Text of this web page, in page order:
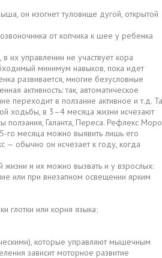
он изогнет туловище дугой, открытой
от копчика к шее у ребенка
управлении не участвует кора
минимум навыков, пока идет
развивается, многие безусловные
активность: так, автоматическое
переходит в ползание активное и т.д.
ходьбы, в 3–4 месяца жизни исчезают
ползания, Галанта, Переса. Рефлекс Моро
го месяца можно выявить лишь его
— обычно он исчезает к году, когда
и их можно вызвать и у взрослых:
или при внезапном освещении ярким
глотки или корня языка;
которые управляют мышечным
зависит моторное развитие